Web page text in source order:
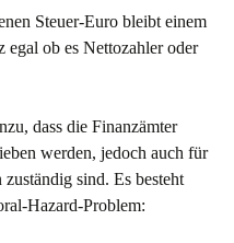
Steuer-Euro bleibt einem
egal ob es Nettozahler oder
dass die Finanzämter
werden, jedoch auch für
sind. Es besteht
Hazard-Problem: